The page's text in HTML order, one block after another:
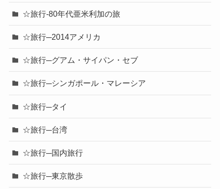
☆旅行-80年代亜米利加の旅
☆旅行─2014アメリカ
☆旅行─グアム・サイパン・セブ
☆旅行─シンガポール・マレーシア
☆旅行─タイ
☆旅行─台湾
☆旅行─国内旅行
☆旅行─東京散歩